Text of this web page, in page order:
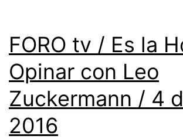
FORO tv / Es la
Opinar con Leo
Zuckermann / 4
2016